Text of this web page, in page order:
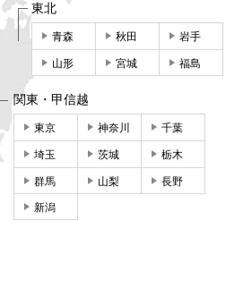
東北
青森 秋田 岩手
山形 宮城 福島
関東・甲信越
東京 神奈川 千葉
埼玉 茨城 栃木
群馬 山梨 長野
新潟